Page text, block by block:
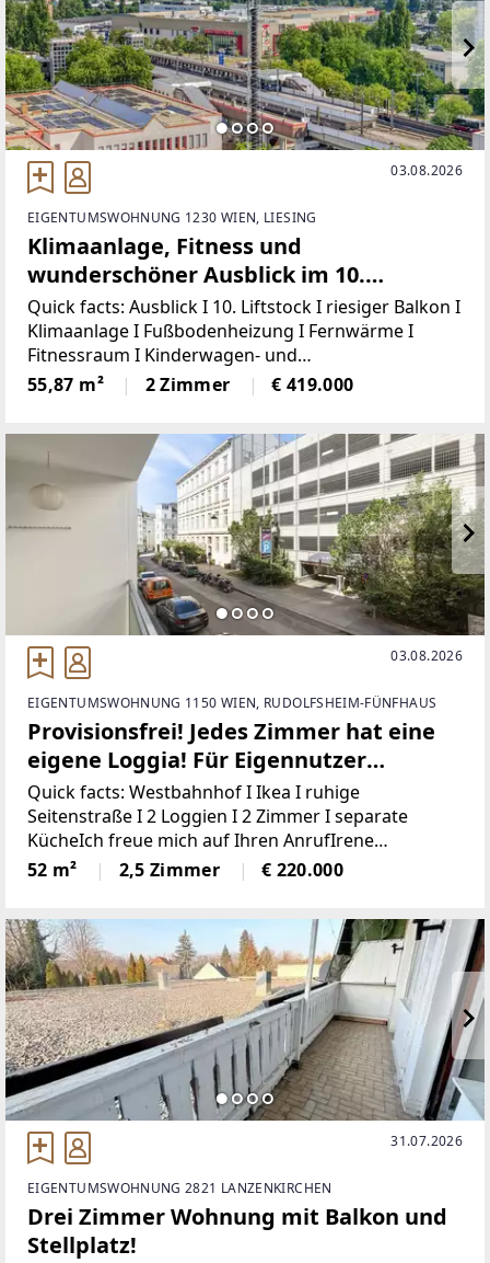
03.08.2026
EIGENTUMSWOHNUNG 1230 WIEN, LIESING
Klimaanlage, Fitness und
wunderschöner Ausblick im 10.
Liftstock
Quick facts: Ausblick I 10. Liftstock I riesiger Balkon I
Klimaanlage I Fußbodenheizung I Fernwärme I
Fitnessraum I Kinderwagen- und
Fahrradabstellräume I Kleinkind- und
Jugendspielplatz I Gemeinschaftsraum I
55,87 m² 2 Zimmer € 419.000
03.08.2026
EIGENTUMSWOHNUNG 1150 WIEN, RUDOLFSHEIM-FÜNFHAUS
Provisionsfrei! Jedes Zimmer hat eine
eigene Loggia! Für Eigennutzer
gedacht!
Quick facts: Westbahnhof I Ikea I ruhige
Seitenstraße I 2 Loggien I 2 Zimmer I separate
KücheIch freue mich auf Ihren AnrufIrene
Lindenberger, 01/526 26 36 In einer ruhigen
Seitenstraße der Mariahilfer Straße, in der Nähe
52 m² 2,5 Zimmer € 220.000
31.07.2026
EIGENTUMSWOHNUNG 2821 LANZENKIRCHEN
Drei Zimmer Wohnung mit Balkon und
Stellplatz!